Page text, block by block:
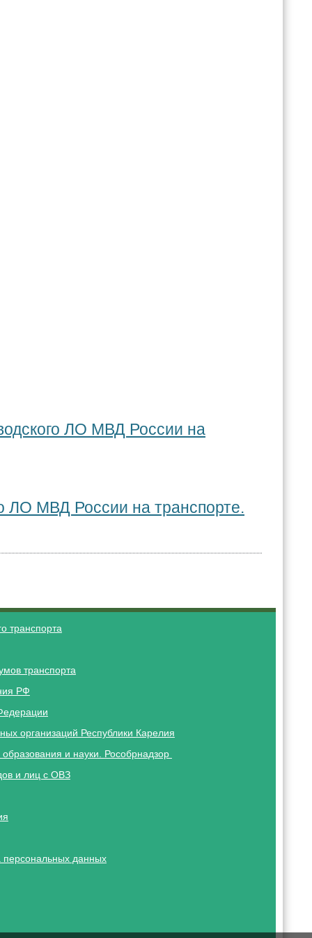
ЛО МВД России на
ЛО МВД России на транспорте.
транспорта
транспорта
РФ
организаций Республики Карелия
и науки. Рособрнадзор
и лиц с ОВЗ
данных